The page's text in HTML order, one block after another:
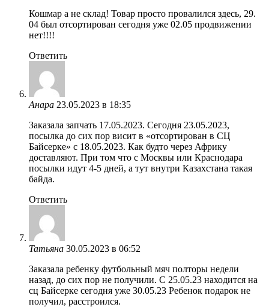
Кошмар а не склад! Товар просто провалился здесь, 29.
04 был отсортирован сегодня уже 02.05 продвижении
нет!!!!
Ответить
Анара 23.05.2023 в 18:35
Заказала запчать 17.05.2023. Сегодня 23.05.2023,
посылка до сих пор висит в «отсортирован в СЦ
Байсерке» с 18.05.2023. Как будто через Африку
доставляют. При том что с Москвы или Краснодара
посылки идут 4-5 дней, а тут внутри Казахстана такая
байда.
Ответить
Татьяна 30.05.2023 в 06:52
Заказала ребенку футбольный мяч полторы недели
назад, до сих пор не получили. С 25.05.23 находится на
сц Байсерке сегодня уже 30.05.23 Ребенок подарок не
получил, расстроился.